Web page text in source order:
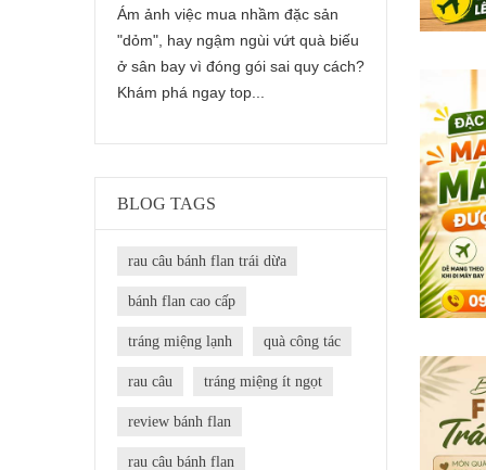
Ám ảnh việc mua nhầm đặc sản
"dỏm", hay ngậm ngùi vứt quà biếu
ở sân bay vì đóng gói sai quy cách?
Khám phá ngay top...
tráng
"chất xúc
BLOG TAGS
rau câu bánh flan trái dừa
bánh flan cao cấp
tráng miệng lạnh quà công tác
rau câu tráng miệng ít ngọt
review bánh flan
rau câu bánh flan